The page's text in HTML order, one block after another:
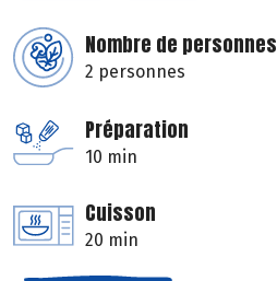
Nombre de personnes
2 personnes
Préparation
10 min
Cuisson
20 min